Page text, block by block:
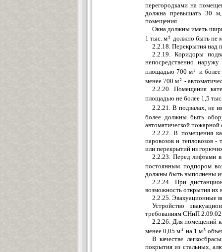
перегородками на
должна превышать 30
помещения.
Окна должны иметь
1 тыс. м
должно быть не
2.2.18. Перекрытия над
2.2.19. Коридоры
непосредственно
площадью 700 м
и
менее 700 м
-
2.2.20. Помещения
площадью не более 1,5
2.2.21. В подвалах, не
более должны быть
автоматической пожарной
2.2.22. В помещения
паровозов и тепловозов
или перекрытий из
2.2.23. Перед лифтами
постоянным подпором
должны быть выполнены
2.2.24. При
возможность открытия их
2.2.25. Эвакуационные
Устройство
требованиям СНиП
2.2.26. Для помещений
менее 0,05 м
на 1 м
В качестве
покрытия из стальных,